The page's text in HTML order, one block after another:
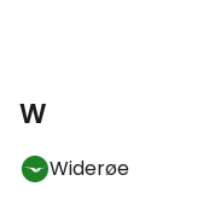
W
Widerøe